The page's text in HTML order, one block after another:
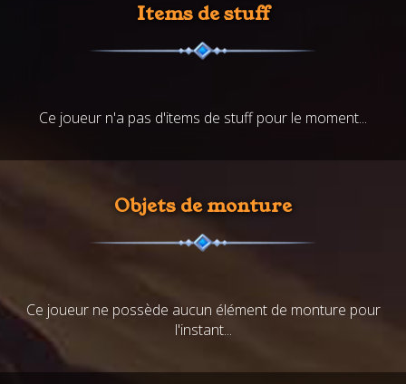
Items de stuff
Ce joueur n'a pas d'items de stuff pour le moment...
Objets de monture
Ce joueur ne possède aucun élément de monture pour
l'instant...